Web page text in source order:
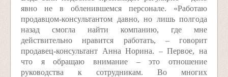
явно не в обленившемся персонале. «Работаю
продавцом-консультантом давно, но лишь полгода
назад смогла найти компанию, где мне
действительно нравится работать, – говорит
продавец-консультант Анна Норина. – Первое, на
что я обращаю внимание – это отношение
руководства к сотрудникам. Во многих